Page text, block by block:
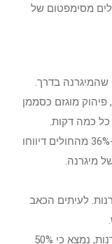
מסימפטום של
שהמיגרנה בדרך.
פיהוק מוגזם כסממן
כמה דקות.
במחקר שנערך לפני מספר שנים כ-36% מהחולים דיווחו
מיגרנה.
לעיתים הכאב
בסקר מקוון שנערך בקרב חולי מיגרנות, נמצא כי 50%